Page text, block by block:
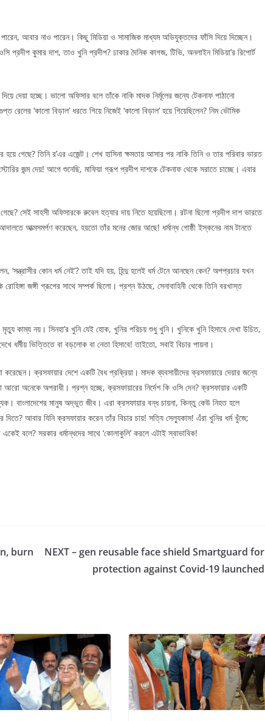
আবার নাও পারেন। কিছু মিডিয়া ও সামাজিক মাধ্যম অভিযুক্তদের ফাঁসি দিয়ে দিচ্ছেন।
প্রদীপ কুমার দাশ, তাও খুনি প্রদীপ? ঢাকার দৈনিক কাগজ, টিভি, অনলাইন মিডিয়া’র রিপোর্ট
দেয়া হচ্ছে। ভালো অফিসার বলে তাঁকে নাকি মাদক নির্মূলের জন্যে টেকনাফ পাঠানো
রেলের ‘কালো বিড়াল’ ধরতে গিয়ে নিজেই ‘কালো বিড়াল’ হয়ে গিয়েছিলেন? নিম ভৌমিক
গেছে? তিনি র’এর এজেন্ট। শেখ হাসিনা ক্ষমতায় আসার পর নাকি তিনি ও তার পরিবার ভারত
জন্ম দেয়! আগে শুনেছি, মাফিয়া গ্রূপ প্রদীপ দাশকে টেকনাফ থেকে সরাতে চাচ্ছে। এবার
সেই সাহসী অফিসারকে রুবেল হত্যার দায় নিতে হয়েছিলো। রটনা ছিলো প্রদীপ দাশ ভারতে
আত্মসমর্পণ করেছেন, হয়তো তাঁর মনের জোর আছে! ধর্মান্ধ গোষ্ঠী ইস্কনের নাম টানতে
‘সন্ত্রাসীর কোন ধর্ম নেই’? তাই যদি হয়, হিন্দু হলেই ধর্ম টেনে আনছেন কেন? অপপ্রচার যখন
জঙ্গী গ্রূপের সাথে সম্পর্ক ছিলো। প্রশ্ন উঠছে, সেনাবাহিনী থেকে তিনি বরখাস্ত
কাম্য নয়। সিনহা’র খুনি যেই হোক, খুনির পরিচয় শুধু খুনি। খুনিকে খুনি হিসাবে দেখা উচিত,
ধর্মীয় ভিত্তিতে বা বড়লোক বা নেতা হিসাবে! তাইতো, সবাই বিচার পায়না।
ক্রসফায়ার দেশে একটি বৈধ প্রক্রিয়া। মাদক ব্যবসায়ীদের ক্রসফায়ারে দেয়ার জন্যে
অনেকে অপরাধী। প্রশ্ন হচ্ছে, ক্রসফায়ারের নির্দেশ কি ওসি দেন? ক্রসফায়ার একটি
বাংলাদেশের মানুষ অদ্ভুত জীব। এরা ক্রসফায়ার বন্ধ চায়না, কিন্তু কেউ নিহত হলে
দিতে? আবার যিনি ক্রসফায়ার করেন তাঁর বিচার চায়! সত্যি সেল্যুকাস! এঁরা খুনির ধর্ম খুঁজে;
একেই বলে? সরকার ধর্মান্ধদের সাথে ‘কোলাকুলি’ করলে এটাই স্বাভাবিক!
burn
NEXT – gen reusable face shield Smartguard for
protection against Covid-19 launched